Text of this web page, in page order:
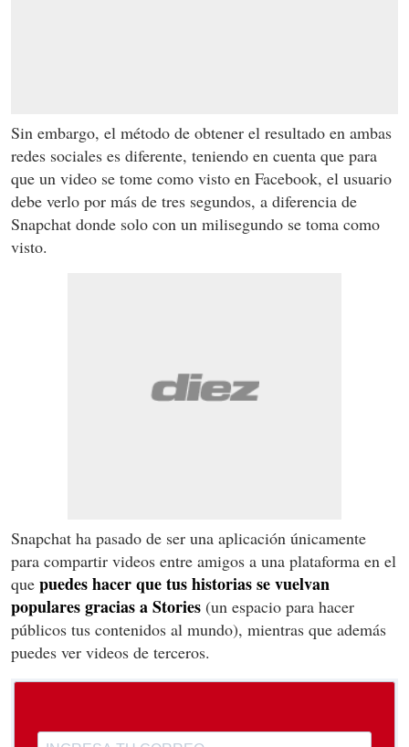
Sin embargo, el método de obtener el resultado en ambas
redes sociales es diferente, teniendo en cuenta que para
que un video se tome como visto en Facebook, el usuario
debe verlo por más de tres segundos, a diferencia de
Snapchat donde solo con un milisegundo se toma como
visto.
Snapchat ha pasado de ser una aplicación únicamente
para compartir videos entre amigos a una plataforma en el
que puedes hacer que tus historias se vuelvan
populares gracias a Stories (un espacio para hacer
públicos tus contenidos al mundo), mientras que además
puedes ver videos de terceros.